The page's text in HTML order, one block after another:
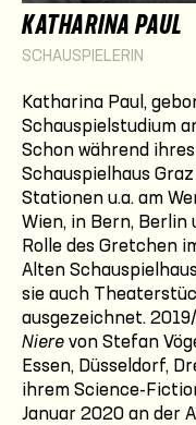
KATHARINA PAUL
SCHAUSPIELERIN
Katharina Paul,
Schauspielstudium
Schon während
Schauspielhaus
Stationen u.a. am
Wien, in Bern,
Rolle des Gretchen
Alten
sie auch
ausgezeichnet.
Niere von Stefan
Essen, Düsseldorf,
ihrem Science-
Januar 2020 an der